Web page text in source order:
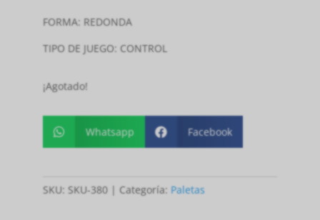
FORMA: REDONDA
TIPO DE JUEGO: CONTROL
¡Agotado!
 Whatsapp  Facebook
SKU: SKU-380 Categoría: Paletas